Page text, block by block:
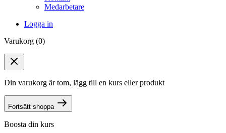
Medarbetare
Logga in
Varukorg (0)
Din varukorg är tom, lägg till en kurs eller produkt
Fortsätt shoppa
Boosta din kurs